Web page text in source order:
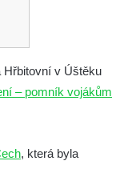
v
Hřbitovní v Úštěku
– pomník vojákům
, která byla